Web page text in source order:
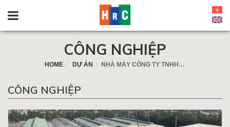
CÔNG NGHIỆP
HOME DỰ ÁN NHÀ MÁY CÔNG TY TNHH ARTPRESTO VIỆT NAM
CÔNG NGHIỆP